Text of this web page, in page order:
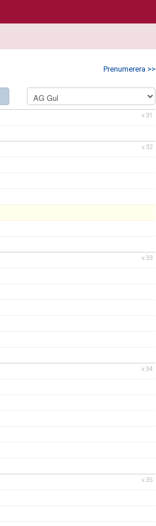
Prenumerera >>
v.31
v.32
v.33
v.34
v.35